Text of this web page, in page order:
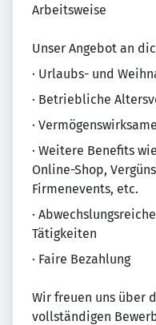
Arbeitsweise
Unser Angebot an
· Urlaubs- und
· Betriebliche
·
· Weitere Benefits
Online-Shop,
Firmenevents, etc.
·
Tätigkeiten
· Faire Bezahlung
Wir freuen uns über
vollständigen